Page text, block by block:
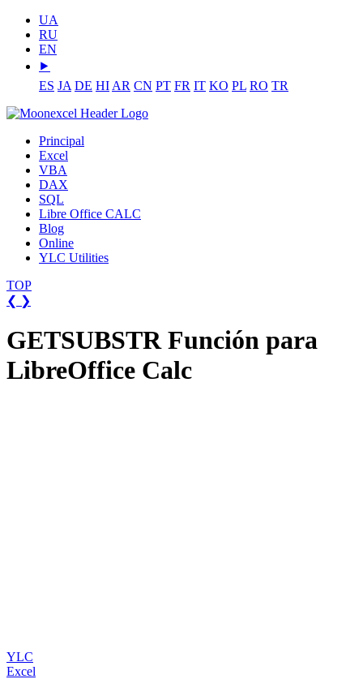
UA
RU
EN
⯈
ES JA DE HI AR CN PT FR IT KO PL RO TR
Principal
Excel
VBA
DAX
SQL
Libre Office CALC
Blog
Online
YLC Utilities
TOP
❮ ❯
GETSUBSTR Función para
LibreOffice Calc
YLC
Excel